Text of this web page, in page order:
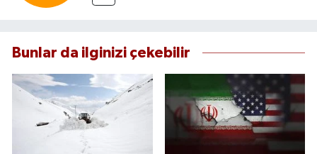
Bunlar da ilginizi çekebilir